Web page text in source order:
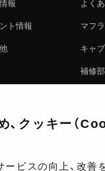
報
ト情報
よく
マフ
キャ
補修
製品
ポイ
クッキー（
ビスの向上、改善